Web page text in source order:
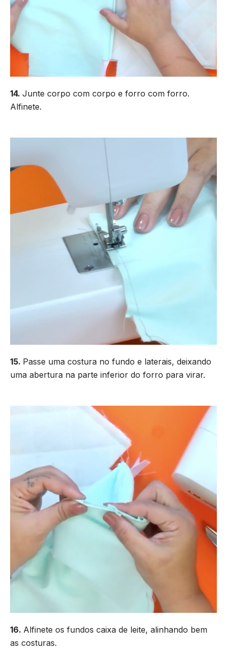
14. Junte corpo com corpo e forro com forro.
Alfinete.
15. Passe uma costura no fundo e laterais, deixando
uma abertura na parte inferior do forro para virar.
16. Alfinete os fundos caixa de leite, alinhando bem
as costuras.